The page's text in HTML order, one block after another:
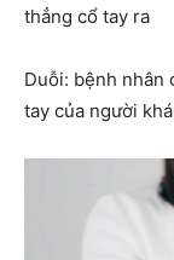
thẳng cổ tay ra
Duỗi: bệnh nhân
tay của người